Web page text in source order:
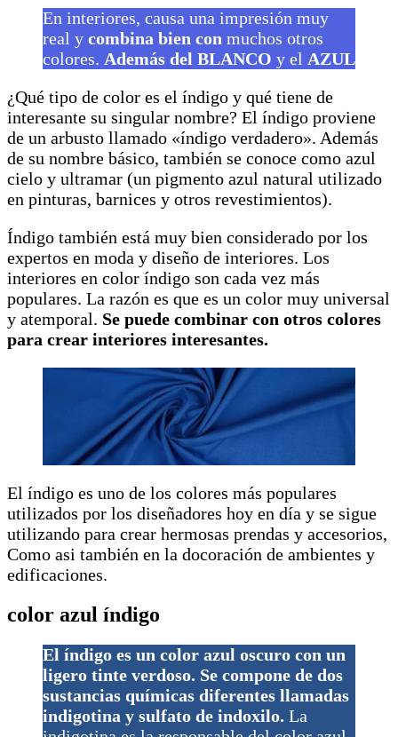
En interiores, causa una impresión muy
real y combina bien con muchos otros
colores. Además del BLANCO y el AZUL
¿Qué tipo de color es el índigo y qué tiene de
interesante su singular nombre? El índigo proviene
de un arbusto llamado «índigo verdadero». Además
de su nombre básico, también se conoce como azul
cielo y ultramar (un pigmento azul natural utilizado
en pinturas, barnices y otros revestimientos).
Índigo también está muy bien considerado por los
expertos en moda y diseño de interiores. Los
interiores en color índigo son cada vez más
populares. La razón es que es un color muy universal
y atemporal. Se puede combinar con otros colores
para crear interiores interesantes.
El índigo es uno de los colores más populares
utilizados por los diseñadores hoy en día y se sigue
utilizando para crear hermosas prendas y accesorios,
Como asi también en la docoración de ambientes y
edificaciones.
color azul índigo
El índigo es un color azul oscuro con un
ligero tinte verdoso. Se compone de dos
sustancias químicas diferentes llamadas
indigotina y sulfato de indoxilo. La